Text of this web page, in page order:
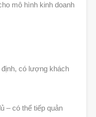
mô hình kinh doanh
có lượng khách
– có thể tiếp quản